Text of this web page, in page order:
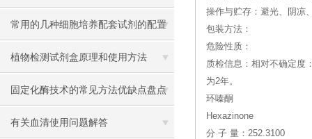
剂盒
常用的几种细胞培养配套试剂的配置
植物检测试剂盒原理和使用方法
固定化酶技术的常见方法优缺点盘点
有关血清使用问题解答
操作与贮存：避光、阴凉
包装方法：
危险性质：
质检信息：相对不确定度
为2年。
环嗪酮
Hexazinone
分 子 量：252.3100